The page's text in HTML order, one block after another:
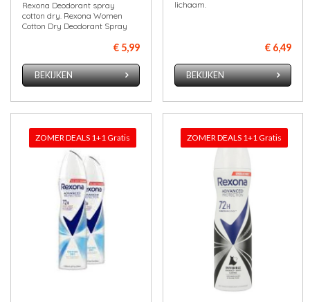
Rexona Deodorant spray
cotton dry. Rexona Women
Cotton Dry Deodorant Spray
€ 5,99
BEKIJKEN
lichaam.
€ 6,49
BEKIJKEN
ZOMER DEALS 1+1 Gratis ZOMER DEALS 1+1 Gratis